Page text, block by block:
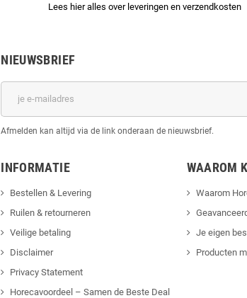
Lees hier alles over leveringen en verzendkosten
NIEUWSBRIEF
Afmelden kan altijd via de link onderaan de nieuwsbrief.
INFORMATIE
Bestellen & Levering
Ruilen & retourneren
Veilige betaling
Disclaimer
Privacy Statement
Horecavoordeel – Samen de Beste Deal
WAAROM
Waarom
Je eigen
Producten